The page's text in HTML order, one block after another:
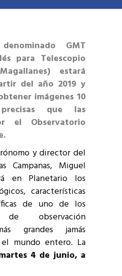
GMT
para Telescopio
estará
del año 2019 y
imágenes 10
que las
el Observatorio
y director del
Campanas, Miguel
en Planetario los
características
de uno de los
de observación
grandes jamás
mundo entero. La
4 de junio, a